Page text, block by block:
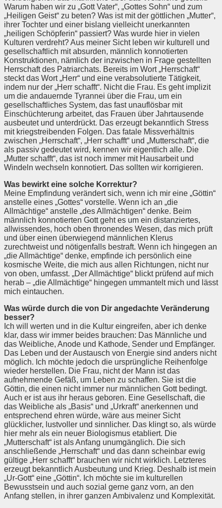
Warum haben wir zu „Gott Vater“, „Gottes Sohn“ und zum
„Heiligen Geist“ zu beten? Was ist mit der göttlichen „Mutter“,
ihrer Tochter und einer bislang vielleicht unerkannten
„heiligen Schöpferin“ passiert? Was wurde hier in vielen
Kulturen verdreht? Aus meiner Sicht leben wir kulturell und
gesellschaftlich mit absurden, männlich konnotierten
Konstruktionen, nämlich der inzwischen in Frage gestellten
Herrschaft des Patriarchats. Bereits im Wort „Herrschaft“
steckt das Wort „Herr“ und eine verabsolutierte Tätigkeit,
indem nur der „Herr schafft“. Nicht die Frau. Es geht implizit
um die andauernde Tyrannei über die Frau, um ein
gesellschaftliches System, das fast unauflösbar mit
Einschüchterung arbeitet, das Frauen über Jahrtausende
ausbeutet und unterdrückt. Das erzeugt bekanntlich Stress
mit kriegstreibenden Folgen. Das fatale Missverhältnis
zwischen „Herrschaft“, „Herr schafft“ und „Mutterschaft“, die
als passiv gedeutet wird, kennen wir eigentlich alle. Die
„Mutter schafft“, das ist noch immer mit Hausarbeit und
Windeln wechseln konnotiert. Das sollten wir korrigieren.
Was bewirkt eine solche Korrektur?
Meine Empfindung verändert sich, wenn ich mir eine „Göttin“
anstelle eines „Gottes“ vorstelle. Wenn ich an „die
Allmächtige“ anstelle „des Allmächtigen“ denke. Beim
männlich konnotierten Gott geht es um ein distanziertes,
allwissendes, hoch oben thronendes Wesen, das mich prüft
und über einen überwiegend männlichen Klerus
zurechtweist und nötigenfalls bestraft. Wenn ich hingegen an
„die Allmächtige“ denke, empfinde ich persönlich eine
kosmische Weite, die mich aus allen Richtungen, nicht nur
von oben, umfasst. „Der Allmächtige“ blickt prüfend auf mich
herab – „die Allmächtige“ hingegen ummantelt mich und lässt
mich eintauchen.
Was würde durch die von Dir angedachte Veränderung
besser?
Ich will werten und in die Kultur eingreifen, aber ich denke
klar, dass wir immer beides brauchen: Das Männliche und
das Weibliche, Anode und Kathode, Sender und Empfänger.
Das Leben und der Austausch von Energie sind anders nicht
möglich. Ich möchte jedoch die ursprüngliche Reihenfolge
wieder herstellen. Die Frau, nicht der Mann ist das
aufnehmende Gefäß, um Leben zu schaffen. Sie ist die
Göttin, die einen nicht immer nur männlichen Gott bedingt.
Auch er ist aus ihr heraus geboren. Eine Gesellschaft, die
das Weibliche als „Basis“ und „Urkraft“ anerkennen und
entsprechend ehren würde, wäre aus meiner Sicht
glücklicher, lustvoller und sinnlicher. Das klingt so, als würde
hier mehr als ein neuer Biologismus etabliert. Die
„Mutterschaft“ ist als Anfang unumgänglich. Die sich
anschließende „Herrschaft“ und das dann scheinbar ewig
gültige „Herr schafft“ brauchen wir nicht wirklich. Letzteres
erzeugt bekanntlich Ausbeutung und Krieg. Deshalb ist mein
„Ur-Gott“ eine „Göttin“. Ich möchte sie im kulturellen
Bewusstsein und auch sozial gerne ganz vorn, an den
Anfang stellen, in ihrer ganzen Ambivalenz und Komplexität.